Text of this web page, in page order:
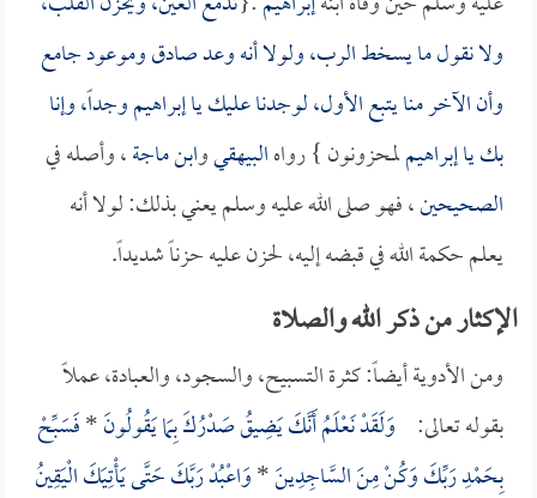
ولا نقول ما يسخط الرب، ولولا أنه وعد صادق وموعود جامع
وأن الآخر منا يتبع الأول، لوجدنا عليك ياإبراهيموجداً، وإنا
بك ياإبراهيملمحزونون } رواهالبيهقيوابن ماجة، وأصله في
الصحيحين، فهو صلى الله عليه وسلم يعني بذلك: لولا أنه
يعلم حكمة الله في قبضه إليه، لحزن عليه حزناً شديداً.
الإكثار من ذكر الله والصلاة
ومن الأدوية أيضاً: كثرة التسبيح، والسجود، والعبادة، عملاً
بقوله تعالى: وَلَقَدْ نَعْلَمُ أَنَّكَ يَضِيقُ صَدْرُكَ بِمَا يَقُولُونَ*فَسَبِّحْ
بِحَمْدِ رَبِّكَ وَكُنْ مِنَ السَّاجِدِينَ*وَاعْبُدْ رَبَّكَ حَتَّى يَأْتِيَكَ الْيَقِينُ